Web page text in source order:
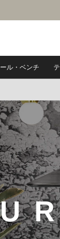
ル・ベンチ